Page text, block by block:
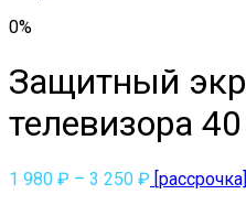
0%
Защитный
телевизора
1 980 ₽ – 3 250 ₽ [рассрочка]